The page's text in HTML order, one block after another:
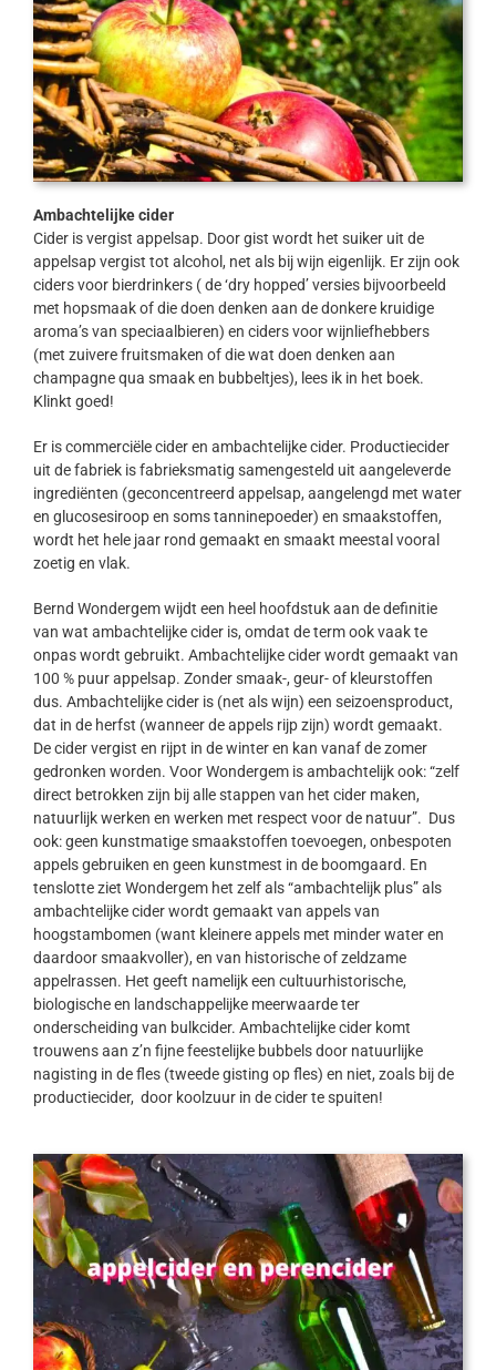
Ambachtelijke cider
Cider is vergist appelsap. Door gist wordt het suiker uit de
appelsap vergist tot alcohol, net als bij wijn eigenlijk. Er zijn ook
ciders voor bierdrinkers ( de ‘dry hopped’ versies bijvoorbeeld
met hopsmaak of die doen denken aan de donkere kruidige
aroma’s van speciaalbieren) en ciders voor wijnliefhebbers
(met zuivere fruitsmaken of die wat doen denken aan
champagne qua smaak en bubbeltjes), lees ik in het boek.
Klinkt goed!
Er is commerciële cider en ambachtelijke cider. Productiecider
uit de fabriek is fabrieksmatig samengesteld uit aangeleverde
ingrediënten (geconcentreerd appelsap, aangelengd met water
en glucosesiroop en soms tanninepoeder) en smaakstoffen,
wordt het hele jaar rond gemaakt en smaakt meestal vooral
zoetig en vlak.
Bernd Wondergem wijdt een heel hoofdstuk aan de definitie
van wat ambachtelijke cider is, omdat de term ook vaak te
onpas wordt gebruikt. Ambachtelijke cider wordt gemaakt van
100 % puur appelsap. Zonder smaak-, geur- of kleurstoffen
dus. Ambachtelijke cider is (net als wijn) een seizoensproduct,
dat in de herfst (wanneer de appels rijp zijn) wordt gemaakt.
De cider vergist en rijpt in de winter en kan vanaf de zomer
gedronken worden. Voor Wondergem is ambachtelijk ook: “zelf
direct betrokken zijn bij alle stappen van het cider maken,
natuurlijk werken en werken met respect voor de natuur”. Dus
ook: geen kunstmatige smaakstoffen toevoegen, onbespoten
appels gebruiken en geen kunstmest in de boomgaard. En
tenslotte ziet Wondergem het zelf als “ambachtelijk plus” als
ambachtelijke cider wordt gemaakt van appels van
hoogstambomen (want kleinere appels met minder water en
daardoor smaakvoller), en van historische of zeldzame
appelrassen. Het geeft namelijk een cultuurhistorische,
biologische en landschappelijke meerwaarde ter
onderscheiding van bulkcider. Ambachtelijke cider komt
trouwens aan z’n fijne feestelijke bubbels door natuurlijke
nagisting in de fles (tweede gisting op fles) en niet, zoals bij de
productiecider, door koolzuur in de cider te spuiten!